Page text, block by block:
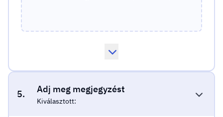
5. Adj meg megjegyzést
Kiválasztott: